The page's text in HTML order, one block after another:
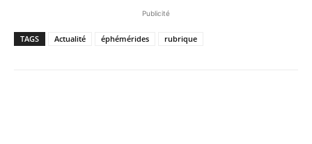
Publicité
TAGS Actualité éphémérides rubrique